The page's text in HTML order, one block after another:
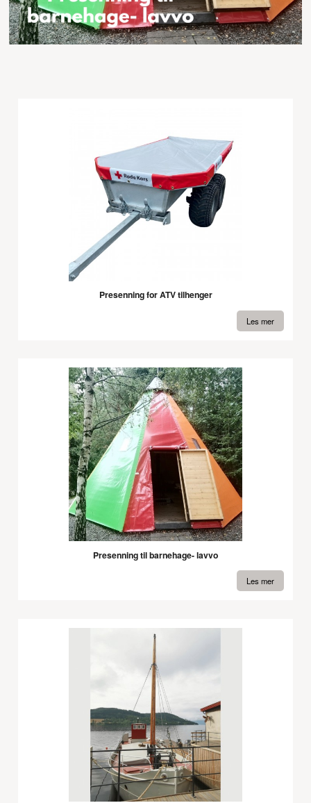
Presenning for ATV tilhenger
Les mer
Presenning til barnehage- lavvo
Les mer